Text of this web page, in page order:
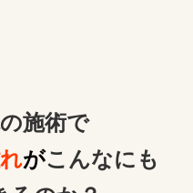
施術で
がこんなにも